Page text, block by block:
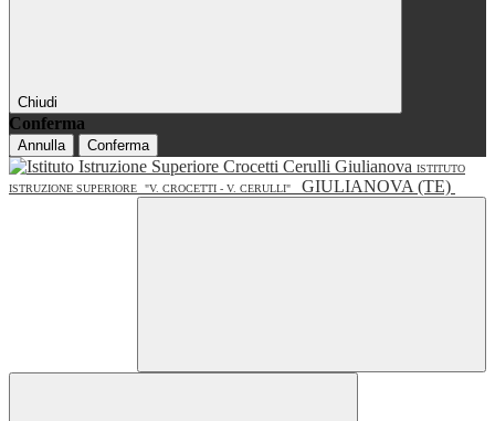
Chiudi
Conferma
Annulla Conferma
ISTITUTO
ISTRUZIONE SUPERIORE
"V. CROCETTI - V. CERULLI" GIULIANOVA (TE)